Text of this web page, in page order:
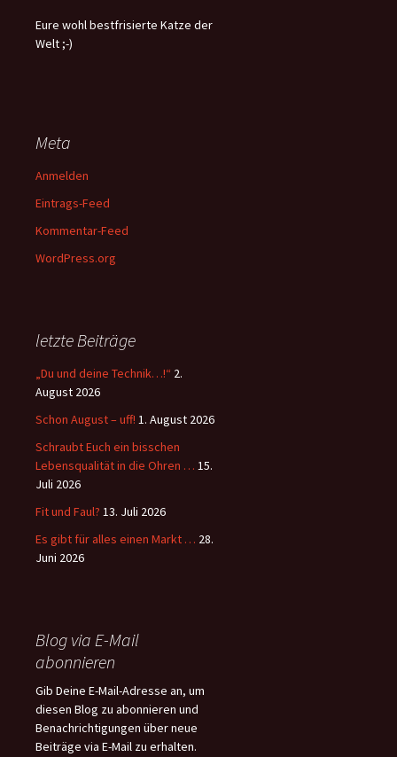
Eure wohl bestfrisierte Katze der
Welt ;-)
Meta
Anmelden
Eintrags-Feed
Kommentar-Feed
WordPress.org
letzte Beiträge
„Du und deine Technik…!“ 2.
August 2026
Schon August – uff! 1. August 2026
Schraubt Euch ein bisschen
Lebensqualität in die Ohren … 15.
Juli 2026
Fit und Faul? 13. Juli 2026
Es gibt für alles einen Markt … 28.
Juni 2026
Blog via E-Mail
abonnieren
Gib Deine E-Mail-Adresse an, um
diesen Blog zu abonnieren und
Benachrichtigungen über neue
Beiträge via E-Mail zu erhalten.